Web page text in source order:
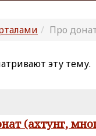
Про
эту тему.
(ахтунг,